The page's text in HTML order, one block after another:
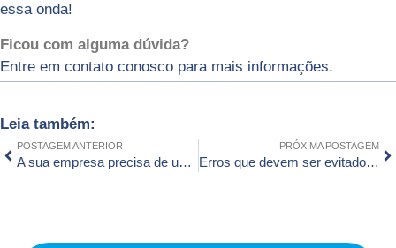
essa onda!
Ficou com alguma dúvida?
Entre em contato conosco para mais informações.
Leia também:
POSTAGEM ANTERIOR
A sua empresa precisa de uma agência de marketing digital, veja o porquê.
PRÓXIMA POSTAGEM
Erros que devem ser evitados na criação de sites